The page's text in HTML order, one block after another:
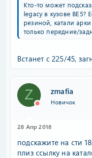
Кто-то может
legacy в кузове BE5?
резиной, катали
только передние/
Встанет с 225/45,
Z zmafia
Новичок
28 Апр 2018
подскажите на сти
плиз ссылку на